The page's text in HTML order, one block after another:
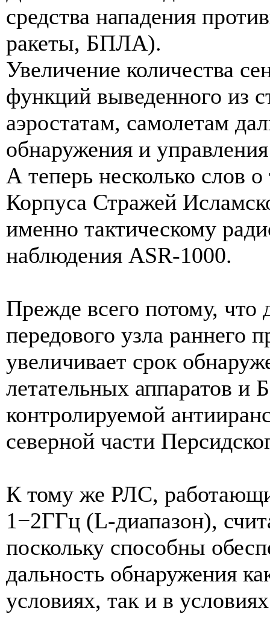
средства нападения
ракеты, БПЛА).
Увеличение количества
функций выведенного из
аэростатам, самолетам
обнаружения и
А теперь несколько слов
Корпуса Стражей
именно тактическому
наблюдения ASR-1000.
Прежде всего потому,
передового узла раннего
увеличивает срок
летательных аппаратов
контролируемой
северной части
К тому же РЛС,
1−2ГГц (L-диапазон),
поскольку способны
дальность обнаружения
условиях, так и в